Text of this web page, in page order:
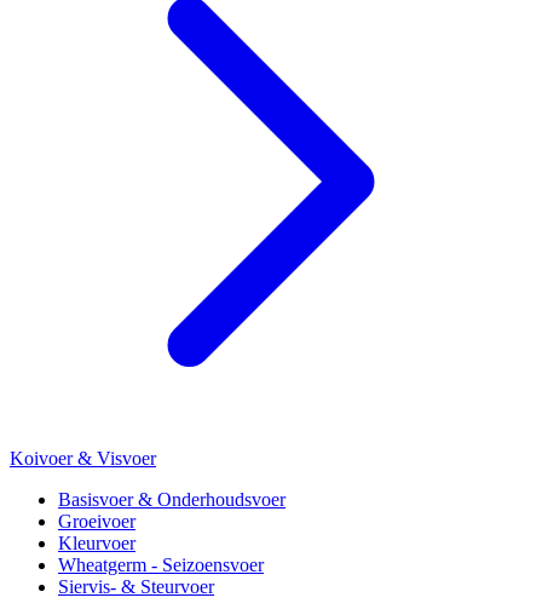
Koivoer & Visvoer
Basisvoer & Onderhoudsvoer
Groeivoer
Kleurvoer
Wheatgerm - Seizoensvoer
Siervis- & Steurvoer